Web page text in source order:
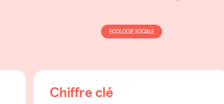
ECOLOGIE SOCIALE
Chiffre clé